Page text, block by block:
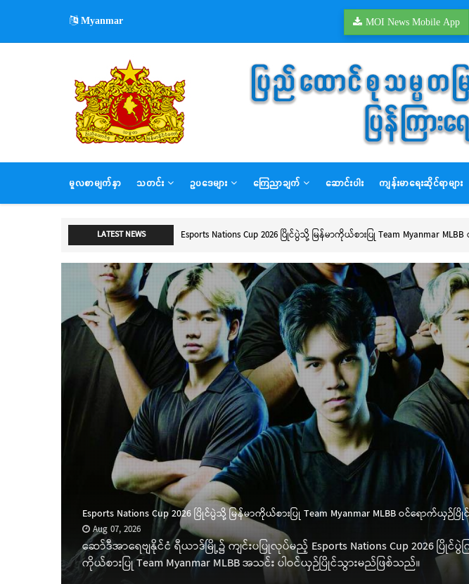
main
Myanmar MOI News Mobile App
MAIN
NAVIGATION
မူလစာမျက်နှာ သတင်း ဥပဒေများ ကြေညာချက် ဆောင်းပါး ကျန်းမာရေးဆိုင်ရာများ
LATEST NEWS Esports Nations Cup 2026 ပြိုင်ပွဲသို့ မြန်မာကိုယ်စားပြု Team Myanmar
Esports Nations Cup 2026 ပြိုင်ပွဲသို့ မြန်မာကိုယ်စားပြု Team Myanmar MLBB ဝင်ရောက်ယှဉ်ပ
Aug 07, 2026
ဆော်ဒီအာရေဗျနိုင်ငံ ရီယာဒ်မြို့၌ ကျင်းပပြုလုပ်မည့် Esports Nations Cup 2026 ပြိုင်ပွဲ
ကိုယ်စားပြု Team Myanmar MLBB အသင်း ပါဝင်ယှဉ်ပြိုင်သွားမည်ဖြစ်သည်။